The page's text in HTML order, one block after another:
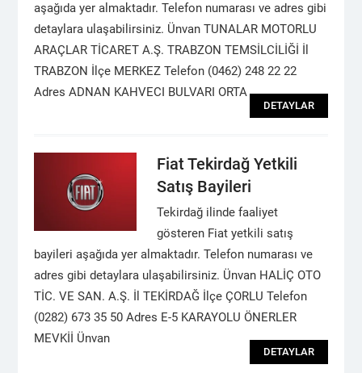
aşağıda yer almaktadır. Telefon numarası ve adres gibi
detaylara ulaşabilirsiniz. Ünvan TUNALAR MOTORLU
ARAÇLAR TİCARET A.Ş. TRABZON TEMSİLCİLİĞİ İl
TRABZON İlçe MERKEZ Telefon (0462) 248 22 22
Adres ADNAN KAHVECI BULVARI ORTA
DETAYLAR
Fiat Tekirdağ Yetkili
Satış Bayileri
Tekirdağ ilinde faaliyet
gösteren Fiat yetkili satış
bayileri aşağıda yer almaktadır. Telefon numarası ve
adres gibi detaylara ulaşabilirsiniz. Ünvan HALİÇ OTO
TİC. VE SAN. A.Ş. İl TEKİRDAĞ İlçe ÇORLU Telefon
(0282) 673 35 50 Adres E-5 KARAYOLU ÖNERLER
MEVKİİ Ünvan
DETAYLAR